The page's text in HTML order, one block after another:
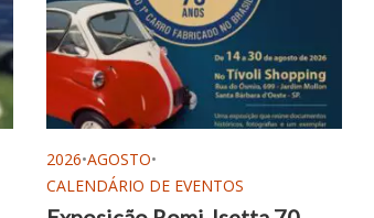
2026•AGOSTO•
CALENDÁRIO DE EVENTOS